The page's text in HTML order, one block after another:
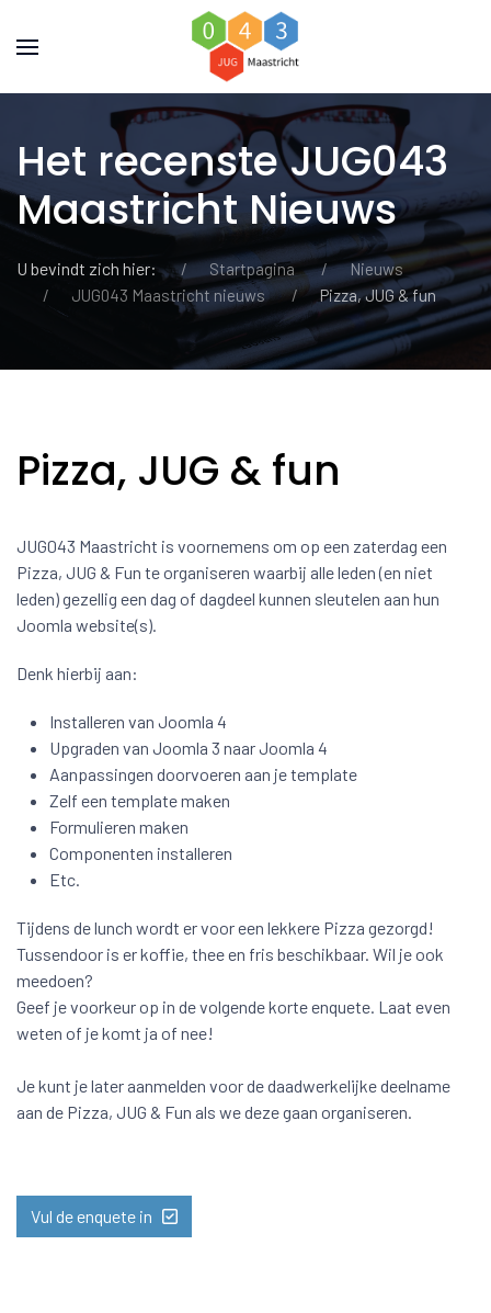
Het recenste JUG043
Maastricht Nieuws
U bevindt zich hier: Startpagina
Nieuws
JUG043 Maastricht nieuws
Pizza, JUG & fun
Pizza, JUG & fun
JUG043 Maastricht is voornemens om op een zaterdag een
Pizza, JUG & Fun te organiseren waarbij alle leden (en niet
leden) gezellig een dag of dagdeel kunnen sleutelen aan hun
Joomla website(s).
Denk hierbij aan:
Installeren van Joomla 4
Upgraden van Joomla 3 naar Joomla 4
Aanpassingen doorvoeren aan je template
Zelf een template maken
Formulieren maken
Componenten installeren
Etc.
Tijdens de lunch wordt er voor een lekkere Pizza gezorgd!
Tussendoor is er koffie, thee en fris beschikbaar. Wil je ook
meedoen?
Geef je voorkeur op in de volgende korte enquete. Laat even
weten of je komt ja of nee!
Je kunt je later aanmelden voor de daadwerkelijke deelname
aan de Pizza, JUG & Fun als we deze gaan organiseren.
Vul de enquete in